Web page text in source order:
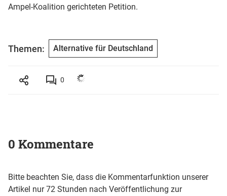
Ampel-Koalition gerichteten Petition.
Themen: Alternative für Deutschland
0
0 Kommentare
Bitte beachten Sie, dass die Kommentarfunktion unserer
Artikel nur 72 Stunden nach Veröffentlichung zur